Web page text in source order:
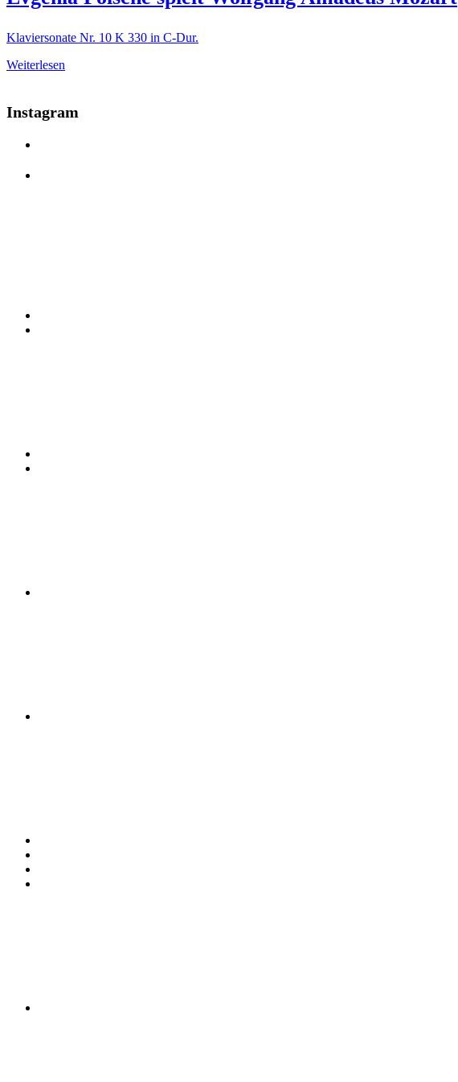
Klaviersonate Nr. 10 K 330 in C-Dur.
Weiterlesen
Instagram